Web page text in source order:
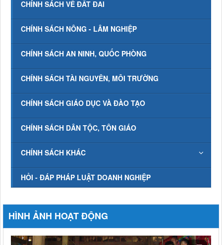
CHÍNH SÁCH VỀ ĐẤT ĐAI
CHÍNH SÁCH NÔNG - LÂM NGHIỆP
CHÍNH SÁCH AN NINH, QUỐC PHÒNG
CHÍNH SÁCH TÀI NGUYÊN, MÔI TRƯỜNG
CHÍNH SÁCH GIÁO DỤC VÀ ĐÀO TẠO
CHÍNH SÁCH DÂN TỘC, TÔN GIÁO
CHÍNH SÁCH KHÁC
HỎI - ĐÁP PHÁP LUẬT DOANH NGHIỆP
HÌNH ẢNH HOẠT ĐỘNG